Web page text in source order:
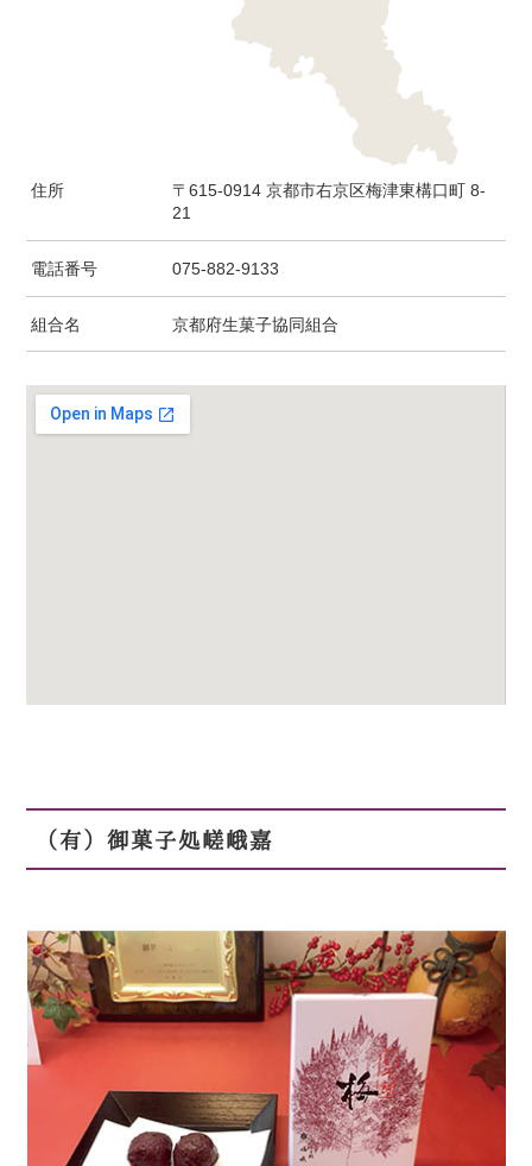
住所
〒615-0914 京都市右京区梅津東構口町 8-
21
電話番号 075-882-9133
組合名 京都府生菓子協同組合
（有）御菓子処嵯峨嘉